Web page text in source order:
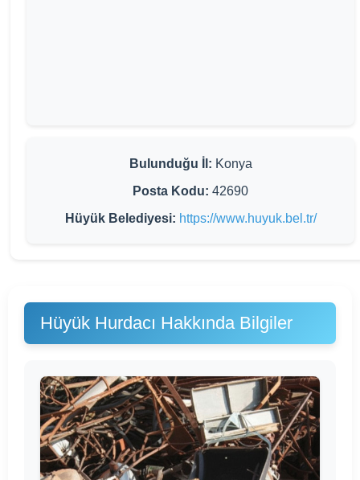
Bulunduğu İl: Konya
Posta Kodu: 42690
Hüyük Belediyesi: https://www.huyuk.bel.tr/
Hüyük Hurdacı Hakkında Bilgiler